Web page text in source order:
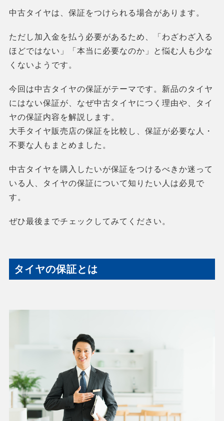
中古タイヤは、保証をつけられる場合があります。
ただし加入金を払う必要があるため、「わざわざ入る
ほどではない」「本当に必要なのか」と悩む人も少な
くないようです。
今回は中古タイヤの保証がテーマです。新品のタイヤ
にはない保証が、なぜ中古タイヤにつく理由や、タイ
ヤの保証内容を解説します。
大手タイヤ販売店の保証を比較し、保証が必要な人・
不要な人もまとめました。
中古タイヤを購入したいが保証をつけるべきか迷って
いる人、タイヤの保証について知りたい人は必見で
す。
ぜひ最後までチェックしてみてください。
タイヤの保証とは